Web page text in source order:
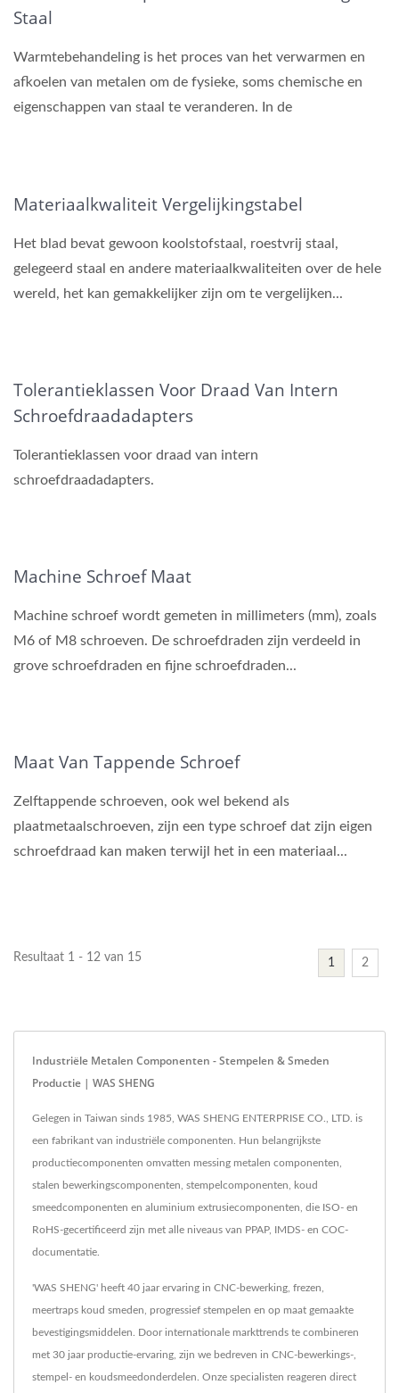
Staal
Warmtebehandeling is het proces van het verwarmen en
afkoelen van metalen om de fysieke, soms chemische en
eigenschappen van staal te veranderen. In de
Materiaalkwaliteit Vergelijkingstabel
Het blad bevat gewoon koolstofstaal, roestvrij staal,
gelegeerd staal en andere materiaalkwaliteiten over de hele
wereld, het kan gemakkelijker zijn om te vergelijken...
Tolerantieklassen Voor Draad Van Intern
Schroefdraadadapters
Tolerantieklassen voor draad van intern
schroefdraadadapters.
Machine Schroef Maat
Machine schroef wordt gemeten in millimeters (mm), zoals
M6 of M8 schroeven. De schroefdraden zijn verdeeld in
grove schroefdraden en fijne schroefdraden...
Maat Van Tappende Schroef
Zelftappende schroeven, ook wel bekend als
plaatmetaalschroeven, zijn een type schroef dat zijn eigen
schroefdraad kan maken terwijl het in een materiaal...
Resultaat 1 - 12 van 15 1 2
Industriële Metalen Componenten - Stempelen & Smeden
Productie | WAS SHENG
Gelegen in Taiwan sinds 1985, WAS SHENG ENTERPRISE CO., LTD. is
een fabrikant van industriële componenten. Hun belangrijkste
productiecomponenten omvatten messing metalen componenten,
stalen bewerkingscomponenten, stempelcomponenten, koud
smeedcomponenten en aluminium extrusiecomponenten, die ISO- en
RoHS-gecertificeerd zijn met alle niveaus van PPAP, IMDS- en COC-
documentatie.
'WAS SHENG' heeft 40 jaar ervaring in CNC-bewerking, frezen,
meertraps koud smeden, progressief stempelen en op maat gemaakte
bevestigingsmiddelen. Door internationale markttrends te combineren
met 30 jaar productie-ervaring, zijn we bedreven in CNC-bewerkings-,
stempel- en koudsmeedonderdelen. Onze specialisten reageren direct